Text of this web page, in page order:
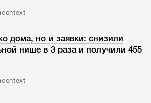
дома, но и заявки: снизили
нише в 3 раза и получили 455